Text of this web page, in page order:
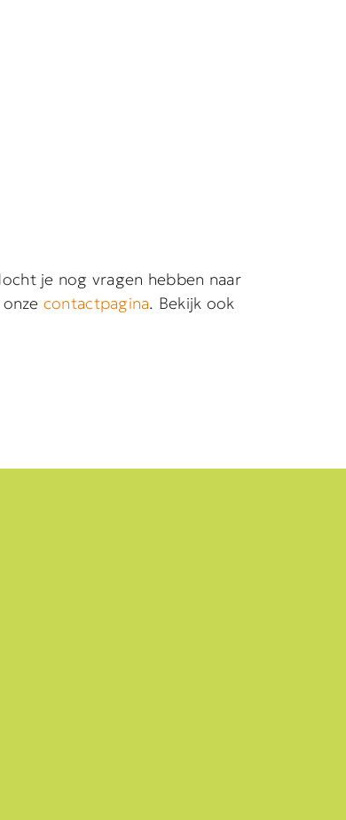
je nog vragen hebben naar
contactpagina. Bekijk ook